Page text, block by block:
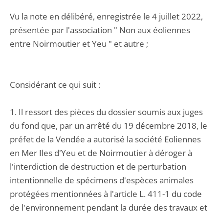
Vu la note en délibéré, enregistrée le 4 juillet 2022,
présentée par l'association " Non aux éoliennes
entre Noirmoutier et Yeu " et autre ;
Considérant ce qui suit :
1. Il ressort des pièces du dossier soumis aux juges
du fond que, par un arrêté du 19 décembre 2018, le
préfet de la Vendée a autorisé la société Eoliennes
en Mer Iles d'Yeu et de Noirmoutier à déroger à
l'interdiction de destruction et de perturbation
intentionnelle de spécimens d'espèces animales
protégées mentionnées à l'article L. 411-1 du code
de l'environnement pendant la durée des travaux et